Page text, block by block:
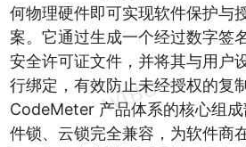
何物理硬件即可实现软件保护与
案。它通过生成一个经过数字签
安全许可证文件，并将其与用户
行绑定，有效防止未经授权的复
CodeMeter 产品体系的核心组
件锁、云锁完全兼容，为软件商